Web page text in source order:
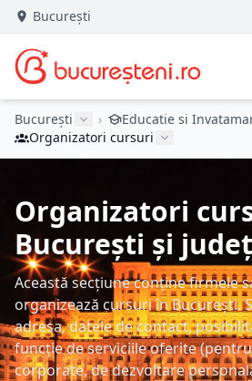
București
București › Educatie si
Organizatori cursuri
Organizatori
București și
Această secțiune conține firmele
organizează cursuri în București.
adresa, datele de contact,
funcție de serviciile oferite
corporate, de dezvoltare